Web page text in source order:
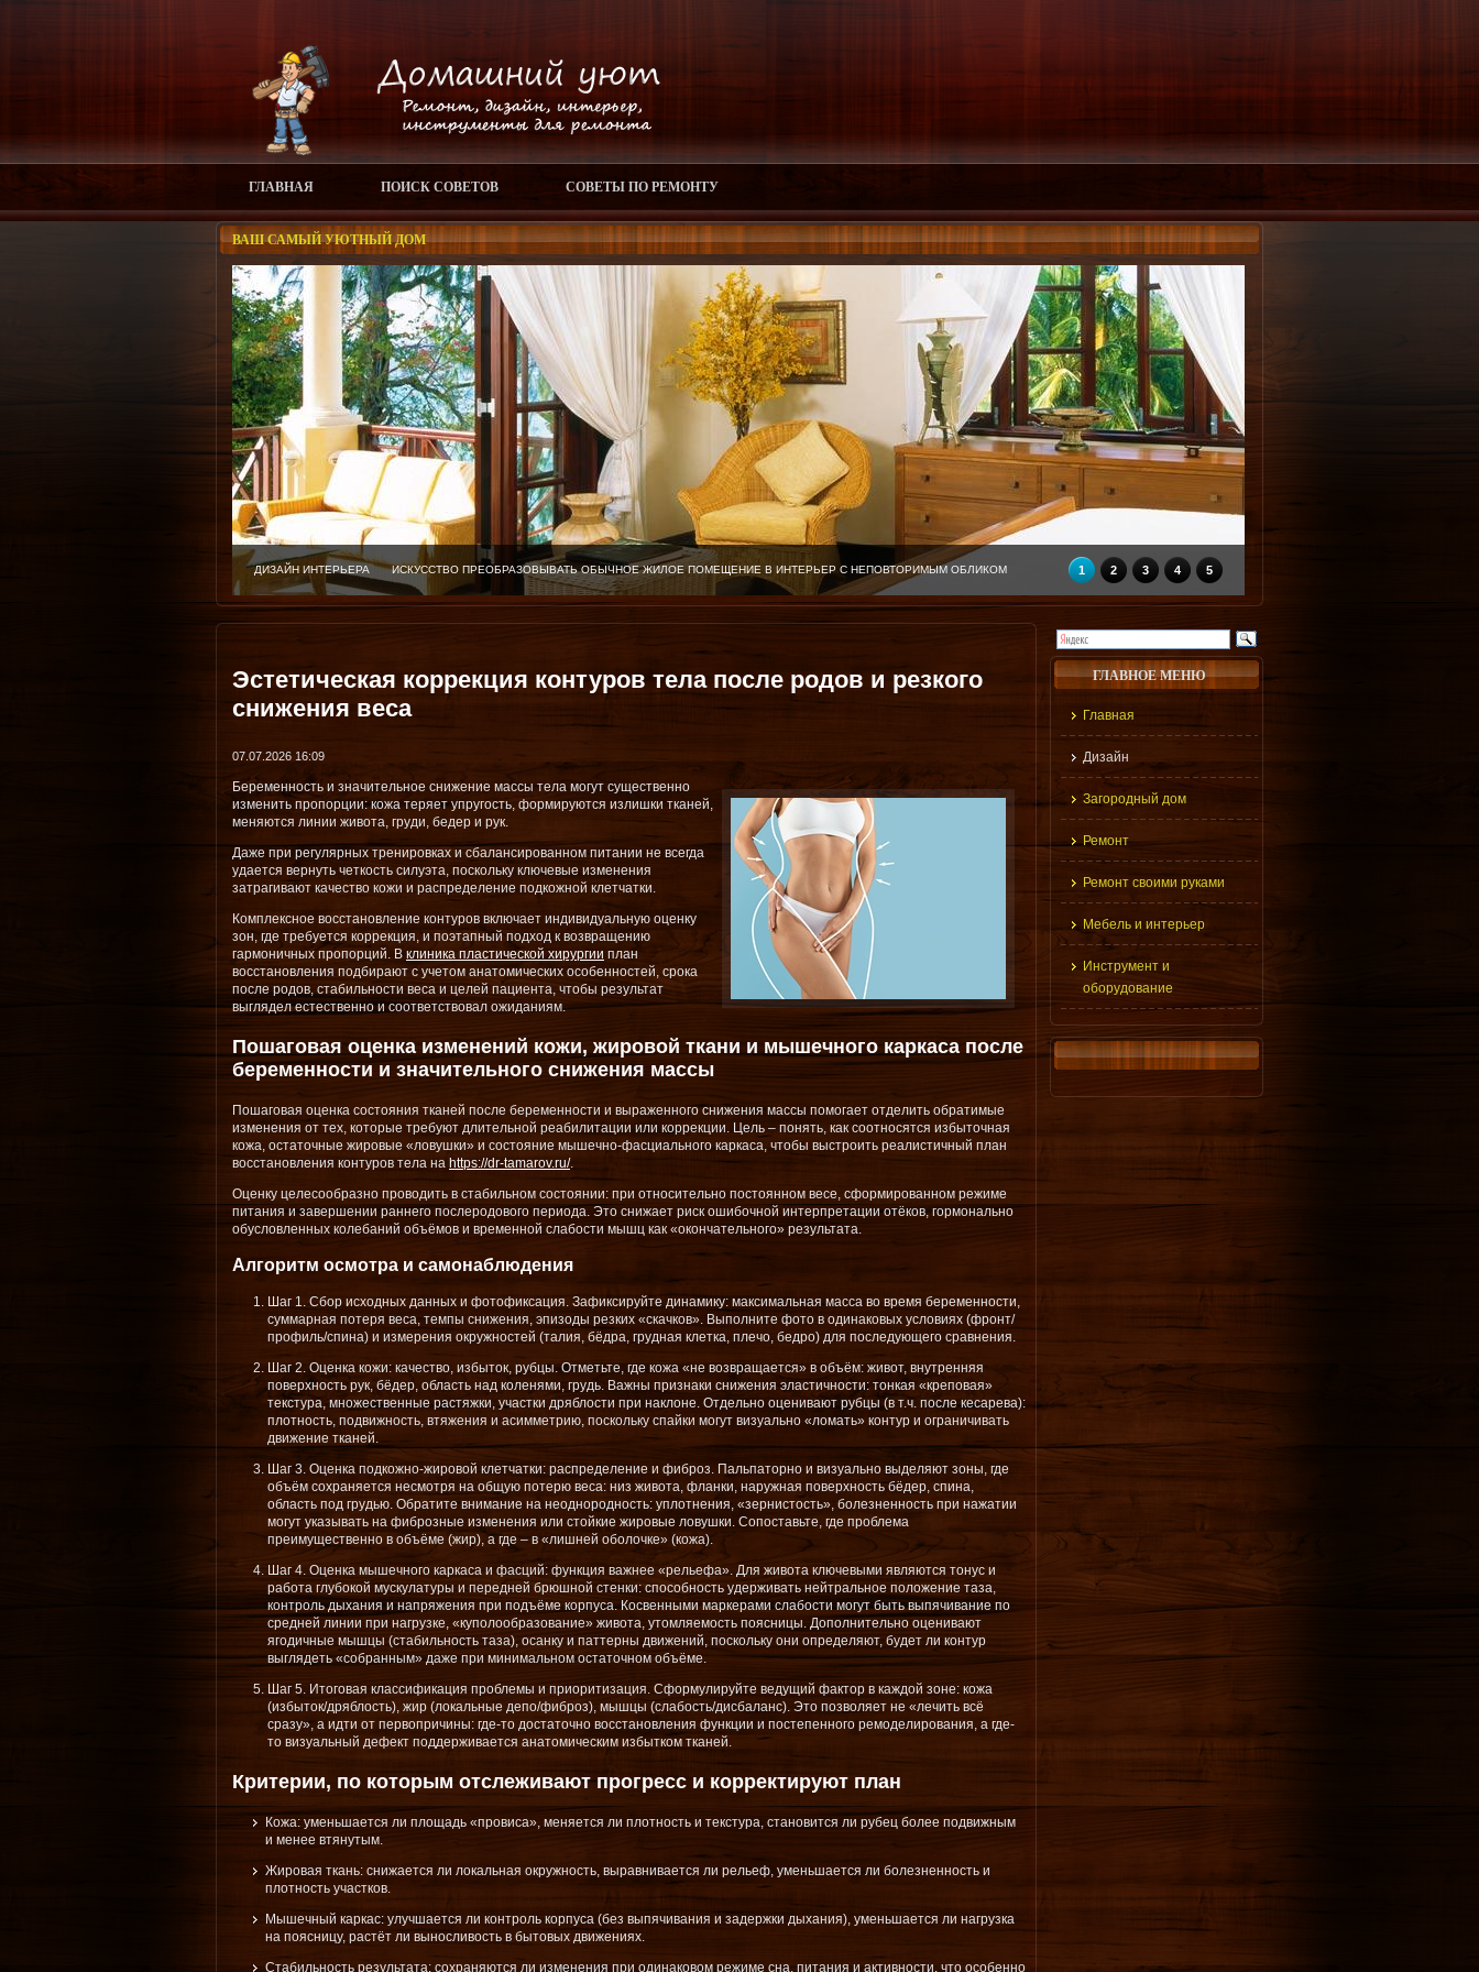
ГЛАВНАЯ ПОИСК СОВЕТОВ СОВЕТЫ ПО РЕМОНТУ
ВАШ САМЫЙ УЮТНЫЙ ДОМ
ДИЗАЙН ИНТЕРЬЕРА ИСКУССТВО ПРЕОБРАЗОВЫВАТЬ ОБЫЧНОЕ ЖИЛОЕ ПОМЕЩЕНИЕ В ИНТЕРЬЕР С НЕПОВТОРИМЫМ ОБЛИКОМ 1 2 3 4 5
Эстетическая коррекция контуров тела после родов и резкого
снижения веса
07.07.2026 16:09
Беременность и значительное снижение массы тела могут существенно
изменить пропорции: кожа теряет упругость, формируются излишки тканей,
меняются линии живота, груди, бедер и рук.
Даже при регулярных тренировках и сбалансированном питании не всегда
удается вернуть четкость силуэта, поскольку ключевые изменения
затрагивают качество кожи и распределение подкожной клетчатки.
Комплексное восстановление контуров включает индивидуальную оценку
зон, где требуется коррекция, и поэтапный подход к возвращению
гармоничных пропорций. Вклиника пластической хирургии план
восстановления подбирают с учетом анатомических особенностей, срока
после родов, стабильности веса и целей пациента, чтобы результат
выглядел естественно и соответствовал ожиданиям.
Пошаговая оценка изменений кожи, жировой ткани и мышечного каркаса после
беременности и значительного снижения массы
Пошаговая оценка состояния тканей после беременности и выраженного снижения массы помогает отделить обратимые
изменения от тех, которые требуют длительной реабилитации или коррекции. Цель – понять, как соотносятся избыточная
кожа, остаточные жировые «ловушки» и состояние мышечно-фасциального каркаса, чтобы выстроить реалистичный план
восстановления контуров тела на https://dr-tamarov.ru/.
Оценку целесообразно проводить в стабильном состоянии: при относительно постоянном весе, сформированном режиме
питания и завершении раннего послеродового периода. Это снижает риск ошибочной интерпретации отёков, гормонально
обусловленных колебаний объёмов и временной слабости мышц как «окончательного» результата.
Алгоритм осмотра и самонаблюдения
Шаг 1. Сбор исходных данных и фотофиксация. Зафиксируйте динамику: максимальная масса во время беременности,
суммарная потеря веса, темпы снижения, эпизоды резких «скачков». Выполните фото в одинаковых условиях (фронт/
профиль/спина) и измерения окружностей (талия, бёдра, грудная клетка, плечо, бедро) для последующего сравнения.
Шаг 2. Оценка кожи: качество, избыток, рубцы. Отметьте, где кожа «не возвращается» в объём: живот, внутренняя
поверхность рук, бёдер, область над коленями, грудь. Важны признаки снижения эластичности: тонкая «креповая»
текстура, множественные растяжки, участки дряблости при наклоне. Отдельно оценивают рубцы (в т.ч. после кесарева):
плотность, подвижность, втяжения и асимметрию, поскольку спайки могут визуально «ломать» контур и ограничивать
движение тканей.
Шаг 3. Оценка подкожно-жировой клетчатки: распределение и фиброз. Пальпаторно и визуально выделяют зоны, где
объём сохраняется несмотря на общую потерю веса: низ живота, фланки, наружная поверхность бёдер, спина,
область под грудью. Обратите внимание на неоднородность: уплотнения, «зернистость», болезненность при нажатии
могут указывать на фиброзные изменения или стойкие жировые ловушки. Сопоставьте, где проблема
преимущественно в объёме (жир), а где – в «лишней оболочке» (кожа).
Шаг 4. Оценка мышечного каркаса и фасций: функция важнее «рельефа». Для живота ключевыми являются тонус и
работа глубокой мускулатуры и передней брюшной стенки: способность удерживать нейтральное положение таза,
контроль дыхания и напряжения при подъёме корпуса. Косвенными маркерами слабости могут быть выпячивание по
средней линии при нагрузке, «куполообразование» живота, утомляемость поясницы. Дополнительно оценивают
ягодичные мышцы (стабильность таза), осанку и паттерны движений, поскольку они определяют, будет ли контур
выглядеть «собранным» даже при минимальном остаточном объёме.
Шаг 5. Итоговая классификация проблемы и приоритизация. Сформулируйте ведущий фактор в каждой зоне: кожа
(избыток/дряблость), жир (локальные депо/фиброз), мышцы (слабость/дисбаланс). Это позволяет не «лечить всё
сразу», а идти от первопричины: где-то достаточно восстановления функции и постепенного ремоделирования, а где-
то визуальный дефект поддерживается анатомическим избытком тканей.
Критерии, по которым отслеживают прогресс и корректируют план
Кожа: уменьшается ли площадь «провиса», меняется ли плотность и текстура, становится ли рубец более подвижным
и менее втянутым.
Жировая ткань: снижается ли локальная окружность, выравнивается ли рельеф, уменьшается ли болезненность и
плотность участков.
Мышечный каркас: улучшается ли контроль корпуса (без выпячивания и задержки дыхания), уменьшается ли нагрузка
на поясницу, растёт ли выносливость в бытовых движениях.
Стабильность результата: сохраняются ли изменения при одинаковом режиме сна, питания и активности, что особенно
ГЛАВНОЕ МЕНЮ
Главная
Дизайн
Загородный дом
Ремонт
Ремонт своими руками
Мебель и интерьер
Инструмент и
оборудование